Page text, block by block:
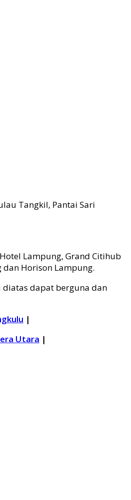
Tangkil, Pantai Sari
Lampung, Grand Citihub
dan Horison Lampung.
diatas dapat berguna dan
|
Utara |